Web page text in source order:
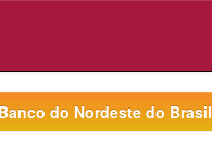
do Nordeste do Brasil